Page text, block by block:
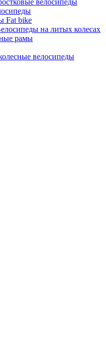
велосипеды
Fat bike
на литых колесах
рамы
велосипеды